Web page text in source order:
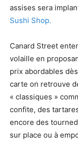
assises sera
Sushi Shop.
Canard Street
volaille en
prix abordables
carte on retrouve
« classiques »
confite, des
encore des
sur place ou à